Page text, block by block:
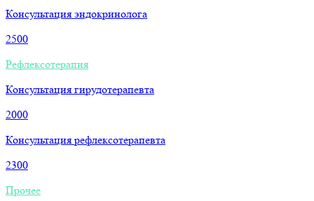
Консультация эндокринолога
2500
Рефлексотерапия
Консультация гирудотерапевта
2000
Консультация рефлексотерапевта
2300
Прочее